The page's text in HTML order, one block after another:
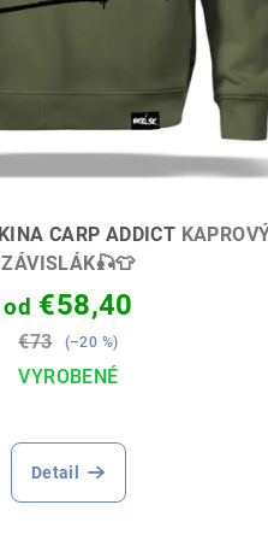
CARP ADDICT
ZÁVISLÁK🎣👕
od €58,40
€73 (–20 %)
VYROBENÉ
hodnotenie
produktu
je
Detail